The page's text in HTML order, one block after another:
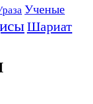
Ученые
Шариат